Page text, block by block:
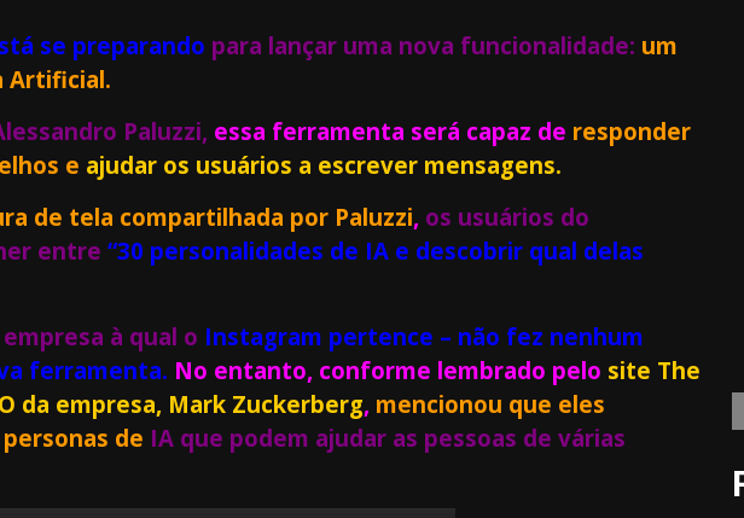
se preparando para lançar uma nova funcionalidade: um
Artificial.
Paluzzi, essa ferramenta será capaz de responder
e ajudar os usuários a escrever mensagens.
de tela compartilhada por Paluzzi, os usuários do
entre “30 personalidades de IA e descobrir qual delas
à qual o Instagram pertence – não fez nenhum
ferramenta. No entanto, conforme lembrado pelo site The
da empresa, Mark Zuckerberg, mencionou que eles
de IA que podem ajudar as pessoas de várias